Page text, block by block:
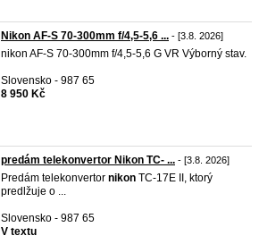
Nikon AF-S 70-300mm f/4,5-5,6 ... - [3.8. 2026]
nikon AF-S 70-300mm f/4,5-5,6 G VR Výborný stav.
Slovensko - 987 65
8 950 Kč
predám telekonvertor Nikon TC- ... - [3.8. 2026]
Predám telekonvertor nikon TC-17E II, ktorý
predlžuje o ...
Slovensko - 987 65
V textu